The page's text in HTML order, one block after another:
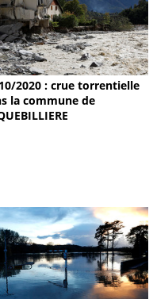
2020 : crue torrentielle
la commune de